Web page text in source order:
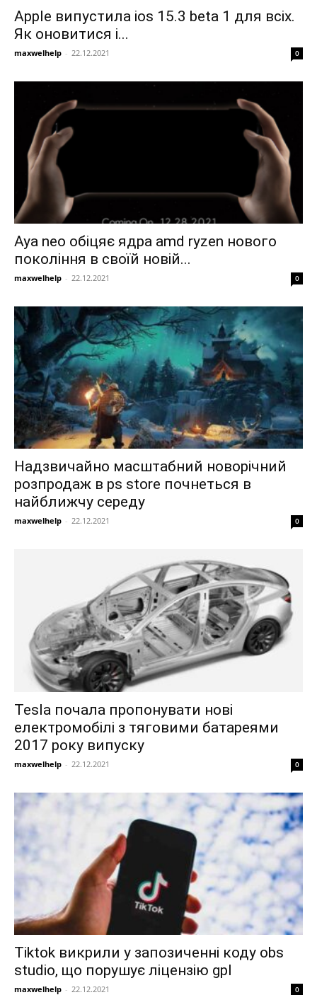
Apple випустила ios 15.3 beta 1 для всіх.
Як оновитися і...
maxwelhelp - 22.12.2021 0
Aya neo обіцяє ядра amd ryzen нового
покоління в своїй новій...
maxwelhelp - 22.12.2021 0
Надзвичайно масштабний новорічний
розпродаж в ps store почнеться в
найближчу середу
maxwelhelp - 22.12.2021 0
Tesla почала пропонувати нові
електромобілі з тяговими батареями
2017 року випуску
maxwelhelp - 22.12.2021 0
Tiktok викрили у запозиченні коду obs
studio, що порушує ліцензію gpl
maxwelhelp - 22.12.2021 0